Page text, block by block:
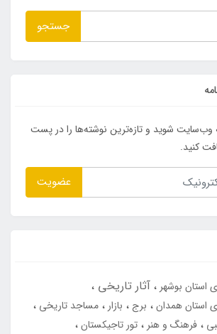
جستجو
وب‌سایت شوید و تازه‌ترین نوشته‌ها را در پست
کنید.
عضویت
استان بوشهر آثار تاریخی
استان همدان برج بازار
مساجد تاریخی
فرهنگ و هنر
تور تاجیکستان